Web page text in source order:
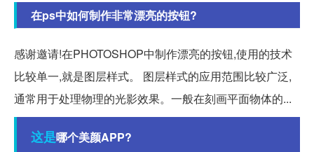
在ps中如何制作非常漂亮的按钮?
感谢邀请!在PHOTOSHOP中制作漂亮的按钮,使用的技术
比较单一,就是图层样式。 图层样式的应用范围比较广泛,
通常用于处理物理的光影效果。一般在刻画平面物体的...
这是哪个美颜APP?